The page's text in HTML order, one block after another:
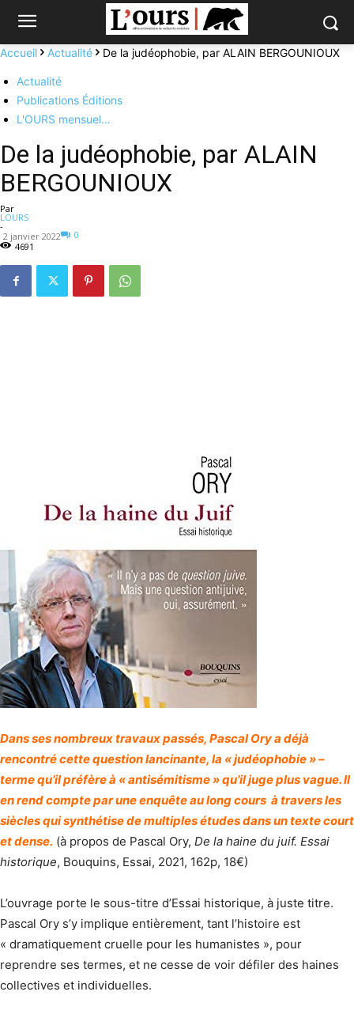
Accueil Actualité De la judéophobie, par ALAIN BERGOUNIOUX
Actualité
Publications Éditions
L'OURS mensuel…
De la judéophobie, par ALAIN
BERGOUNIOUX
Par
LOURS
-
2 janvier 2022
0
4691
Dans ses nombreux travaux passés, Pascal Ory a déjà
rencontré cette question lancinante, la « judéophobie » –
terme qu’il préfère à « antisémitisme » qu’il juge plus vague. Il
en rend compte par une enquête au long cours à travers les
siècles qui synthétise de multiples études dans un texte court
et dense. (à propos de Pascal Ory, De la haine du juif. Essai
historique, Bouquins, Essai, 2021, 162p, 18€)
L’ouvrage porte le sous-titre d’Essai historique, à juste titre.
Pascal Ory s’y implique entièrement, tant l’histoire est
« dramatiquement cruelle pour les humanistes », pour
reprendre ses termes, et ne cesse de voir défiler des haines
collectives et individuelles.